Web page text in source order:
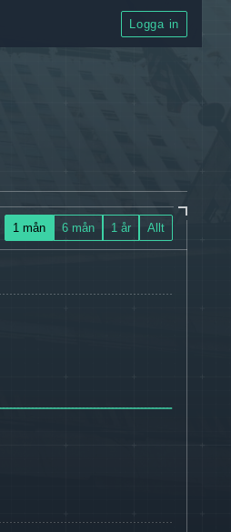
Logga in
1 mån 6 mån 1 år Allt